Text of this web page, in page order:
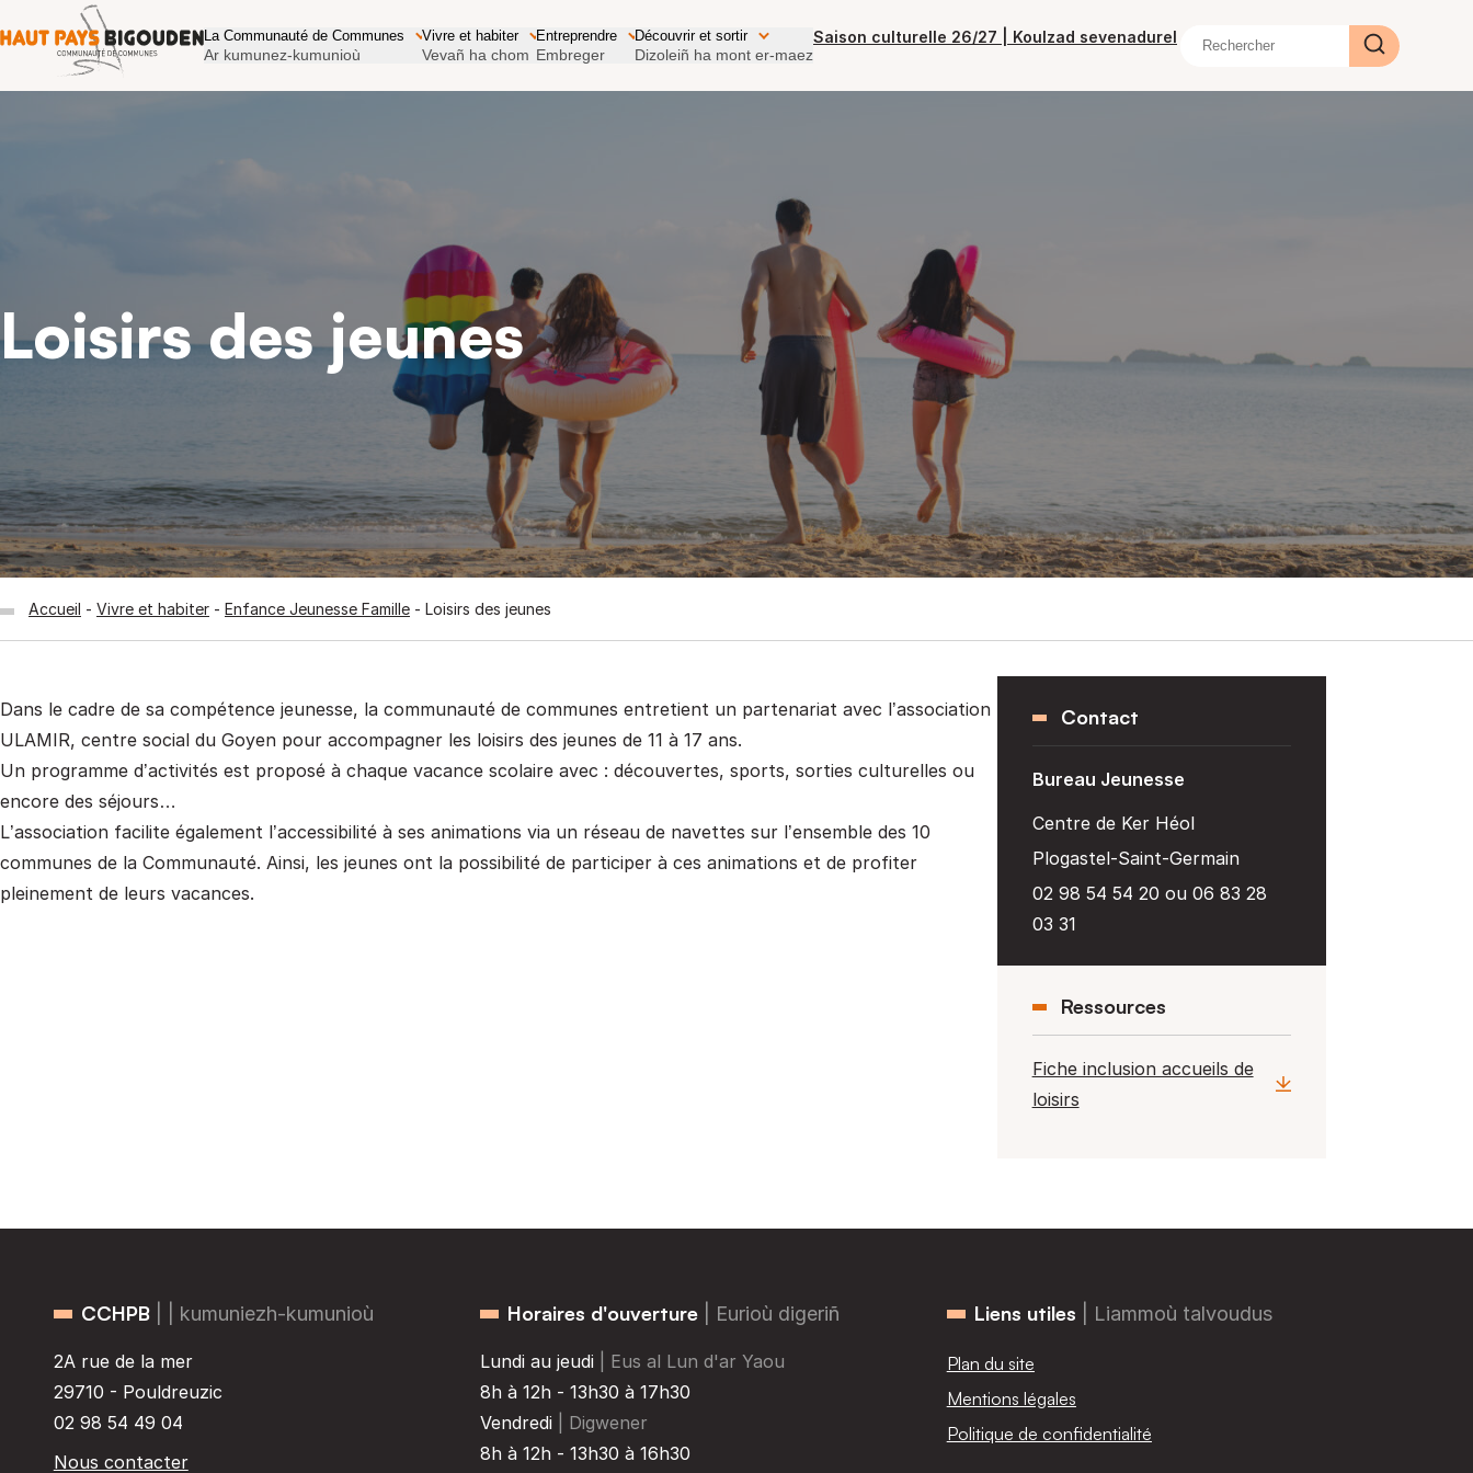
La Communauté de Communes
Ar kumunez-kumunioù
Vivre et habiter
Vevañ ha chom
Entreprendre
Embreger
Découvrir et sortir
Dizoleiñ ha mont er-maez
Saison culturelle 26/27 | Koulzad sevenadurel
Loisirs des jeunes
Accueil Vivre et habiter Enfance Jeunesse Famille Loisirs des jeunes
Dans le cadre de sa compétence jeunesse, la communauté de communes entretient un partenariat avec l’association
ULAMIR, centre social du Goyen pour accompagner les loisirs des jeunes de 11 à 17 ans.
Un programme d’activités est proposé à chaque vacance scolaire avec : découvertes, sports, sorties culturelles ou
encore des séjours…
L’association facilite également l’accessibilité à ses animations via un réseau de navettes sur l’ensemble des 10
communes de la Communauté. Ainsi, les jeunes ont la possibilité de participer à ces animations et de profiter
pleinement de leurs vacances.
Contact
Bureau Jeunesse
Centre de Ker Héol
Plogastel-Saint-Germain
02 98 54 54 20 ou 06 83 28
03 31
Ressources
Fiche inclusion accueils de
loisirs
CCHPB | | kumuniezh-kumunioù
2A rue de la mer
29710 - Pouldreuzic
02 98 54 49 04
Nous contacter
Horaires d'ouverture | Eurioù digeriñ
Lundi au jeudi
| Eus al Lun d'ar Yaou
8h à 12h - 13h30 à 17h30
Vendredi
| Digwener
8h à 12h - 13h30 à 16h30
Liens utiles | Liammoù talvoudus
Plan du site
Mentions légales
Politique de confidentialité